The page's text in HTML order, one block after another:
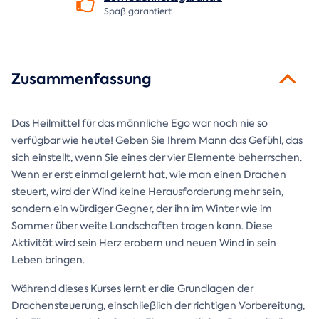
Spaß garantiert
Zusammenfassung
Das Heilmittel für das männliche Ego war noch nie so
verfügbar wie heute! Geben Sie Ihrem Mann das Gefühl, das
sich einstellt, wenn Sie eines der vier Elemente beherrschen.
Wenn er erst einmal gelernt hat, wie man einen Drachen
steuert, wird der Wind keine Herausforderung mehr sein,
sondern ein würdiger Gegner, der ihn im Winter wie im
Sommer über weite Landschaften tragen kann. Diese
Aktivität wird sein Herz erobern und neuen Wind in sein
Leben bringen.
Während dieses Kurses lernt er die Grundlagen der
Drachensteuerung, einschließlich der richtigen Vorbereitung,